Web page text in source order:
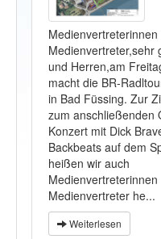
Medienvertreterinnen
Medienvertreter,sehr
und Herren,am
macht die BR-
in Bad Füssing. Zur
zum anschließenden
Konzert mit Dick
Backbeats auf dem
heißen wir auch
Medienvertreterinnen
Medienvertreter he...
Weiterlesen